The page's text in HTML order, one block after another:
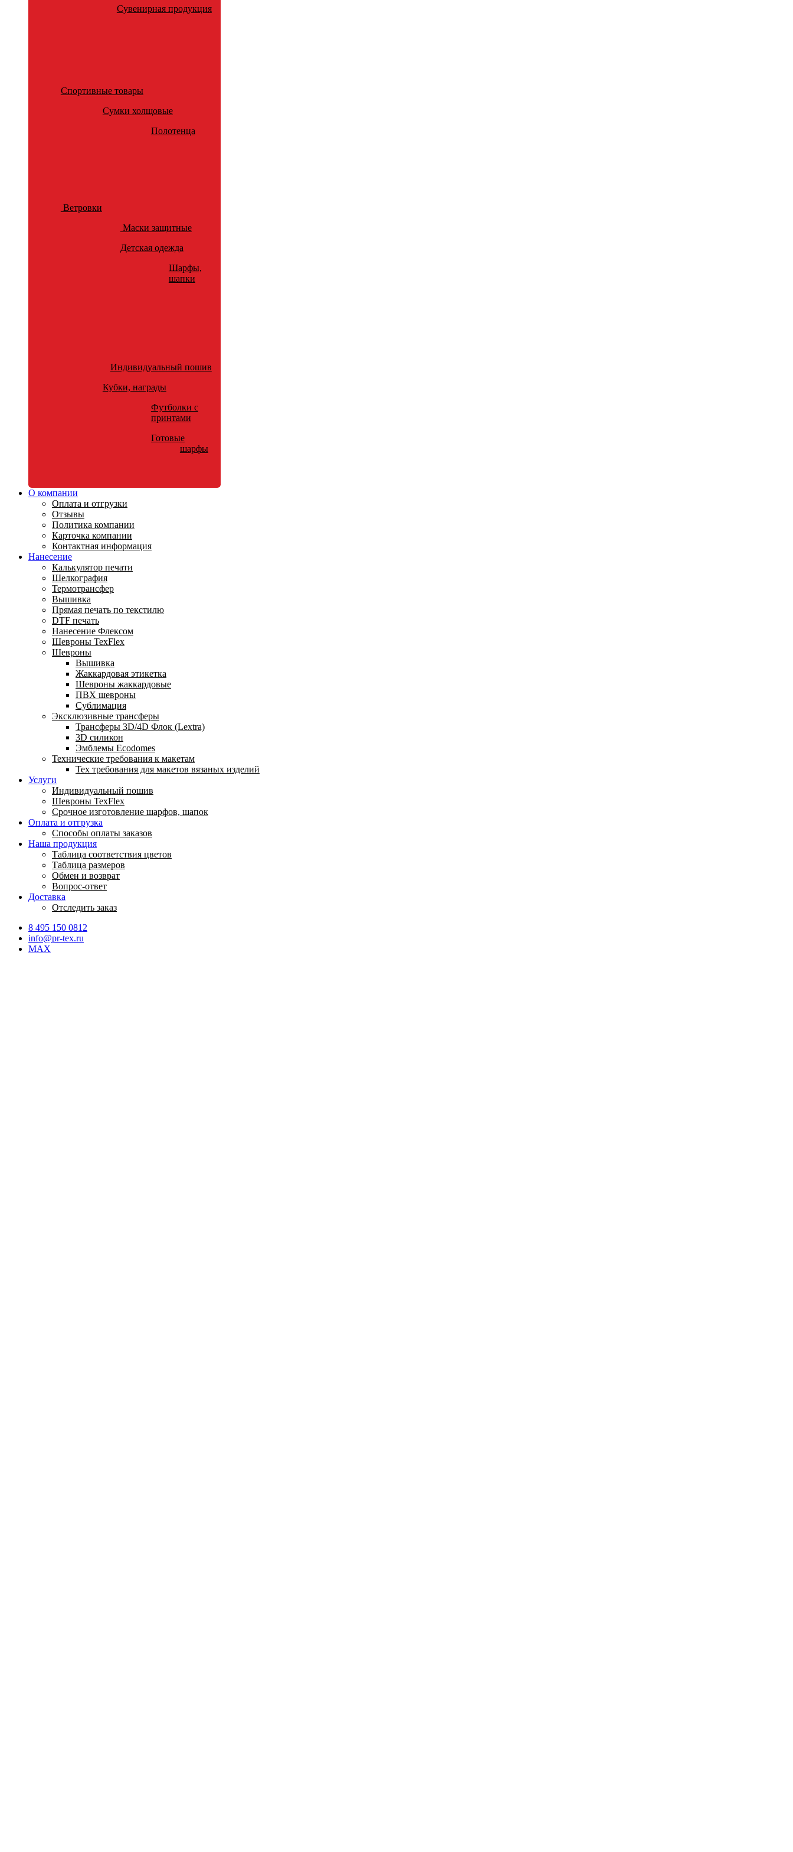
Сувенирная продукция
Спортивные товары
Сумки холщовые
Полотенца
Ветровки
Маски защитные
Детская одежда
Шарфы,
шапки
Индивидуальный пошив
Кубки, награды
Футболки с
принтами
Готовые
шарфы
О компании
Оплата и отгрузки
Отзывы
Политика компании
Карточка компании
Контактная информация
Нанесение
Калькулятор печати
Шелкография
Термотрансфер
Вышивка
Прямая печать по текстилю
DTF печать
Нанесение Флексом
Шевроны TexFlex
Шевроны
Вышивка
Жаккардовая этикетка
Шевроны жаккардовые
ПВХ шевроны
Сублимация
Эксклюзивные трансферы
Трансферы 3D/4D Флок (Lextra)
3D силикон
Эмблемы Ecodomes
Технические требования к макетам
Тех требования для макетов вязаных изделий
Услуги
Индивидуальный пошив
Шевроны TexFlex
Срочное изготовление шарфов, шапок
Оплата и отгрузка
Способы оплаты заказов
Наша продукция
Таблица соответствия цветов
Таблица размеров
Обмен и возврат
Вопрос-ответ
Доставка
Отследить заказ
8 495 150 0812
info@pr-tex.ru
MAX